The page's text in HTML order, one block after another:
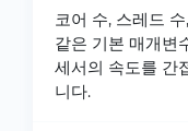
코어 수, 스레드
같은 기본 매개변
세서의 속도를 간
니다.